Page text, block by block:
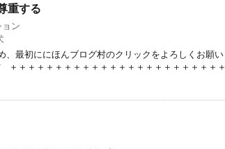
重する
ョン
最初ににほんブログ村のクリックをよろしくお願い
＋＋＋＋＋＋＋＋＋＋＋＋＋＋＋＋＋＋＋＋＋＋＋